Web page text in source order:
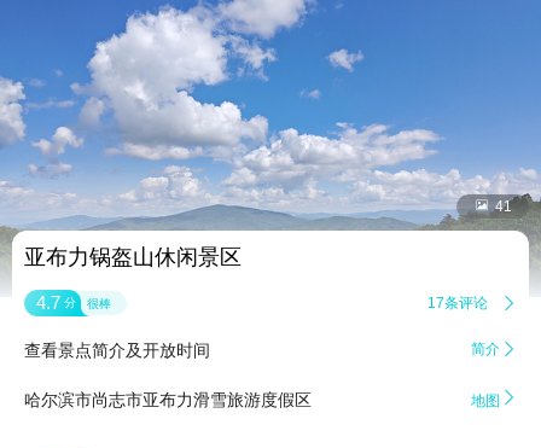
 41
亚布力锅盔山休闲景区
4.7 分 很棒 17条评论 
查看景点简介及开放时间 简介 
哈尔滨市尚志市亚布力滑雪旅游度假区 地图 